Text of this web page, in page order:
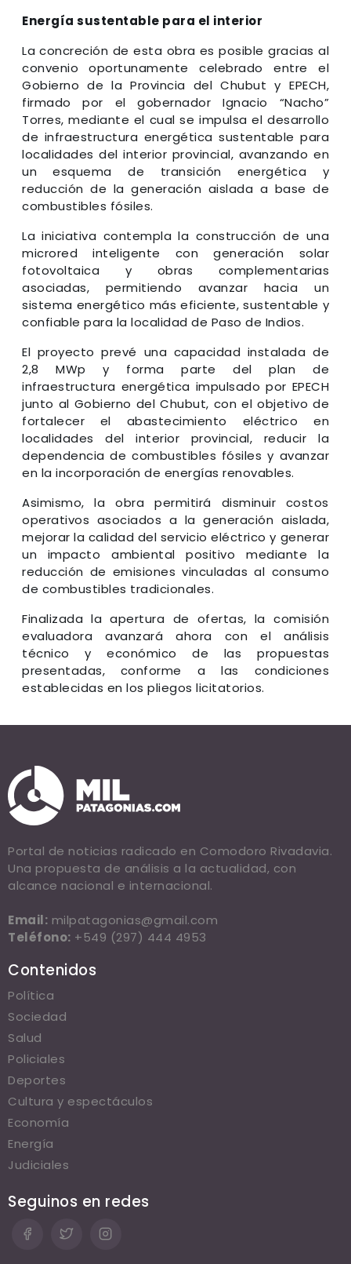
Energía sustentable para el interior
La concreción de esta obra es posible gracias al
convenio oportunamente celebrado entre el
Gobierno de la Provincia del Chubut y EPECH,
firmado por el gobernador Ignacio “Nacho”
Torres, mediante el cual se impulsa el desarrollo
de infraestructura energética sustentable para
localidades del interior provincial, avanzando en
un esquema de transición energética y
reducción de la generación aislada a base de
combustibles fósiles.
La iniciativa contempla la construcción de una
microred inteligente con generación solar
fotovoltaica y obras complementarias
asociadas, permitiendo avanzar hacia un
sistema energético más eficiente, sustentable y
confiable para la localidad de Paso de Indios.
El proyecto prevé una capacidad instalada de
2,8 MWp y forma parte del plan de
infraestructura energética impulsado por EPECH
junto al Gobierno del Chubut, con el objetivo de
fortalecer el abastecimiento eléctrico en
localidades del interior provincial, reducir la
dependencia de combustibles fósiles y avanzar
en la incorporación de energías renovables.
Asimismo, la obra permitirá disminuir costos
operativos asociados a la generación aislada,
mejorar la calidad del servicio eléctrico y generar
un impacto ambiental positivo mediante la
reducción de emisiones vinculadas al consumo
de combustibles tradicionales.
Finalizada la apertura de ofertas, la comisión
evaluadora avanzará ahora con el análisis
técnico y económico de las propuestas
presentadas, conforme a las condiciones
establecidas en los pliegos licitatorios.
Portal de noticias radicado en Comodoro Rivadavia.
Una propuesta de análisis a la actualidad, con
alcance nacional e internacional.
Email: milpatagonias@gmail.com
Teléfono: +549 (297) 444 4953
Contenidos
Política
Sociedad
Salud
Policiales
Deportes
Cultura y espectáculos
Economía
Energía
Judiciales
Seguinos en redes